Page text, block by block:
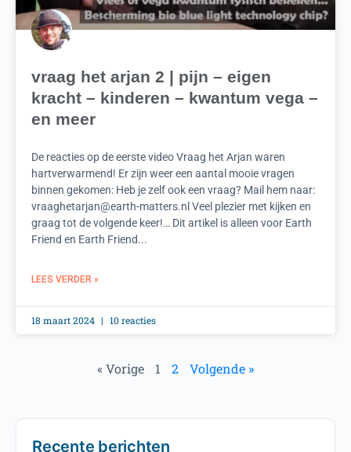
vraag het arjan 2 | pijn – eigen
kracht – kinderen – kwantum vega –
en meer
De reacties op de eerste video Vraag het Arjan waren
hartverwarmend! Er zijn weer een aantal mooie vragen
binnen gekomen: Heb je zelf ook een vraag? Mail hem naar:
vraaghetarjan@earth-matters.nl Veel plezier met kijken en
graag tot de volgende keer!… Dit artikel is alleen voor Earth
Friend en Earth Friend...
LEES VERDER »
18 maart 2024 10 reacties
« Vorige 1 2 Volgende »
Recente berichten